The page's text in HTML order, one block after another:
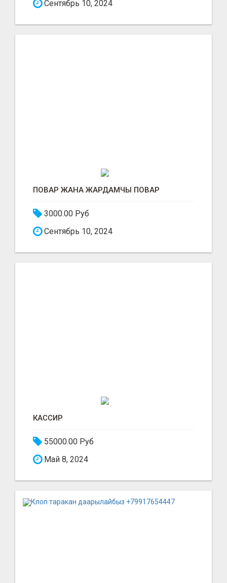
Сентябрь 10, 2024
ПОВАР ЖАНА ЖАРДАМЧЫ ПОВАР
3000.00 Руб
Сентябрь 10, 2024
КАССИР
55000.00 Руб
Май 8, 2024